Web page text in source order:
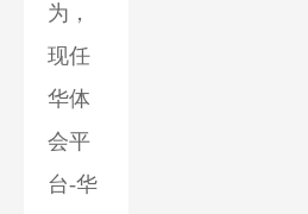
为，
现任
华体
会平
台-华